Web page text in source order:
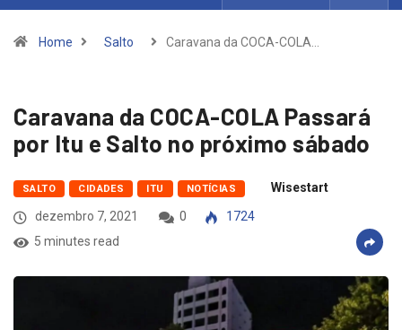
Home Salto Caravana da COCA-COLA…
Caravana da COCA-COLA Passará
por Itu e Salto no próximo sábado
SALTO CIDADES ITU NOTÍCIAS
Wisestart
dezembro 7, 2021
0
1724
5 minutes read